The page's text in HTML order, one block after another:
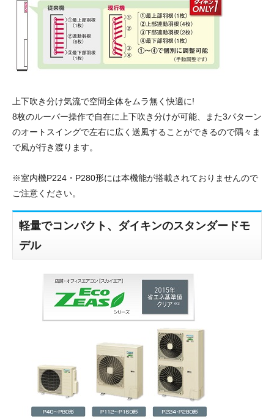
上下吹き分け気流で空間全体をムラ無く快適に!
8枚のルーバー操作で自在に上下吹き分けが可能、また3パターン
のオートスイングで左右に広く送風することができるので隅々ま
で風が行き渡ります。
※室内機P224・P280形には本機能が搭載されておりませんので
ご注意ください。
軽量でコンパクト、ダイキンのスタンダードモ
デル